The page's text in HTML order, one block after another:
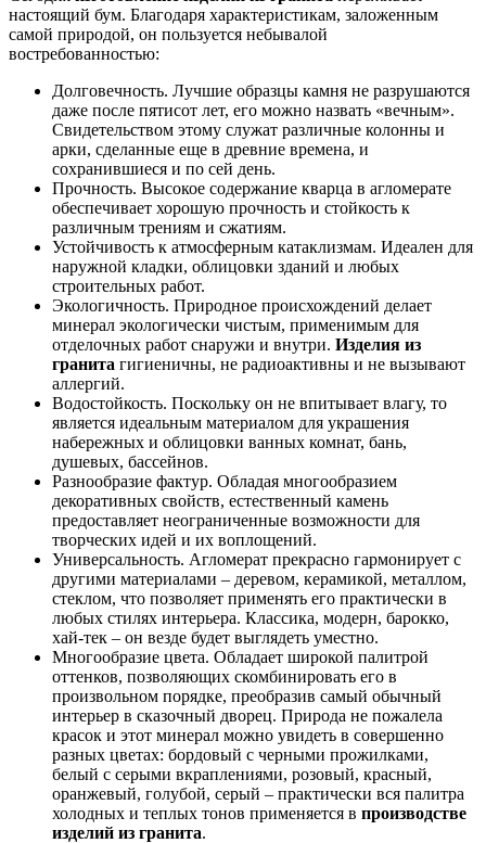
настоящий бум. Благодаря характеристикам, заложенным
самой природой, он пользуется небывалой
востребованностью:
Долговечность. Лучшие образцы камня не разрушаются
даже после пятисот лет, его можно назвать «вечным».
Свидетельством этому служат различные колонны и
арки, сделанные еще в древние времена, и
сохранившиеся и по сей день.
Прочность. Высокое содержание кварца в агломерате
обеспечивает хорошую прочность и стойкость к
различным трениям и сжатиям.
Устойчивость к атмосферным катаклизмам. Идеален для
наружной кладки, облицовки зданий и любых
строительных работ.
Экологичность. Природное происхождений делает
минерал экологически чистым, применимым для
отделочных работ снаружи и внутри. Изделия из
гранита гигиеничны, не радиоактивны и не вызывают
аллергий.
Водостойкость. Поскольку он не впитывает влагу, то
является идеальным материалом для украшения
набережных и облицовки ванных комнат, бань,
душевых, бассейнов.
Разнообразие фактур. Обладая многообразием
декоративных свойств, естественный камень
предоставляет неограниченные возможности для
творческих идей и их воплощений.
Универсальность. Агломерат прекрасно гармонирует с
другими материалами – деревом, керамикой, металлом,
стеклом, что позволяет применять его практически в
любых стилях интерьера. Классика, модерн, барокко,
хай-тек – он везде будет выглядеть уместно.
Многообразие цвета. Обладает широкой палитрой
оттенков, позволяющих скомбинировать его в
произвольном порядке, преобразив самый обычный
интерьер в сказочный дворец. Природа не пожалела
красок и этот минерал можно увидеть в совершенно
разных цветах: бордовый с черными прожилками,
белый с серыми вкраплениями, розовый, красный,
оранжевый, голубой, серый – практически вся палитра
холодных и теплых тонов применяется в производстве
изделий из гранита.